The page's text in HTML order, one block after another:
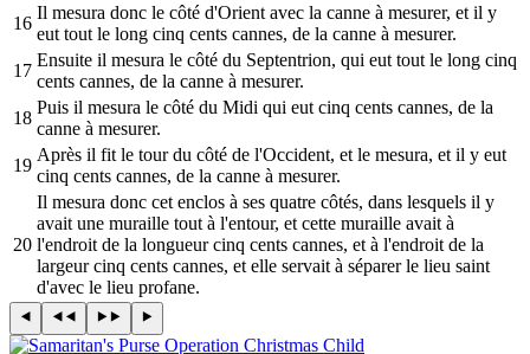
16
Il mesura donc le côté d'Orient avec la canne à mesurer, et il y
eut tout le long cinq cents cannes, de la canne à mesurer.
17
Ensuite il mesura le côté du Septentrion, qui eut tout le long cinq
cents cannes, de la canne à mesurer.
18
Puis il mesura le côté du Midi qui eut cinq cents cannes, de la
canne à mesurer.
19
Après il fit le tour du côté de l'Occident, et le mesura, et il y eut
cinq cents cannes, de la canne à mesurer.
20
Il mesura donc cet enclos à ses quatre côtés, dans lesquels il y
avait une muraille tout à l'entour, et cette muraille avait à
l'endroit de la longueur cinq cents cannes, et à l'endroit de la
largeur cinq cents cannes, et elle servait à séparer le lieu saint
d'avec le lieu profane.